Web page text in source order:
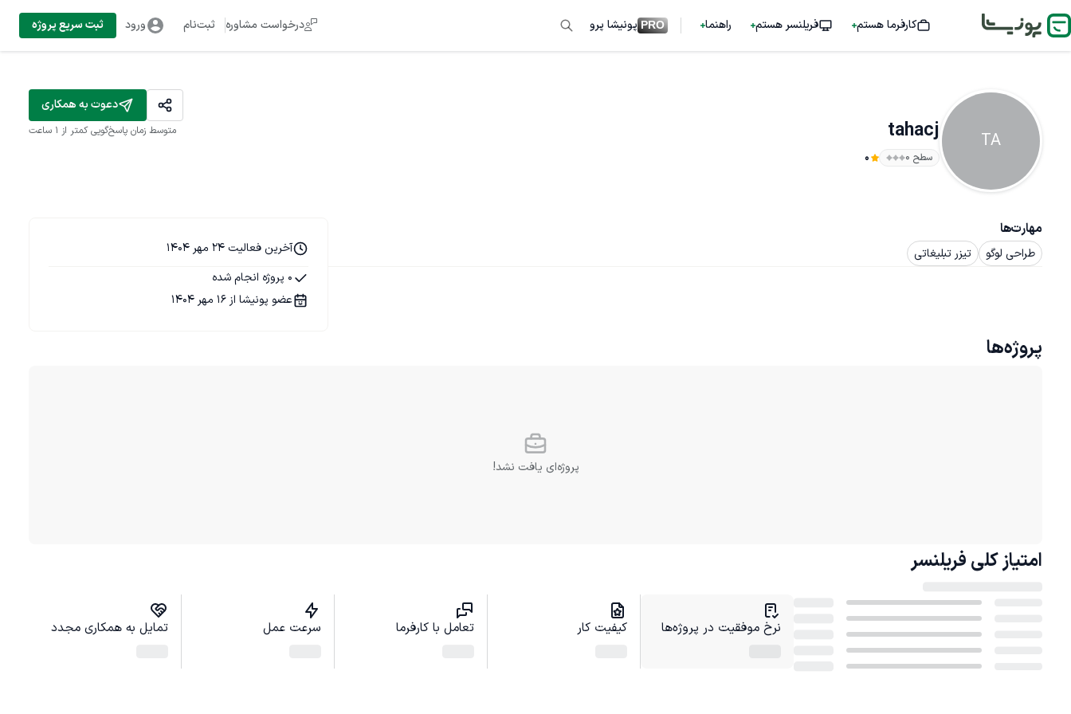
کارفرما هستم فریلنسر هستم راهنما PRO پونیشا پرو درخواست مشاوره ثبت‌نام ورود ثبت سریع پروژه
TA
tahacj
سطح ۰ 0
دعوت به همکاری
متوسط زمان پاسخ‌گویی کمتر از 1 ساعت
مهارت‌ها
طراحی لوگو تیزر تبلیغاتی
آخرین فعالیت 24 مهر 1404
0 پروژه انجام شده
عضو پونیشا از 16 مهر 1404
پروژه‌ها
پروژه‌ای یافت نشد!
امتیاز کلی فریلنسر
نرخ موفقیت در پروژه‌ها کیفیت کار تعامل با کارفرما سرعت عمل تمایل به همکاری مجدد